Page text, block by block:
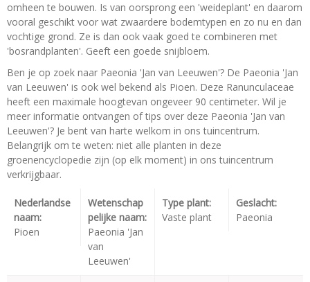
omheen te bouwen. Is van oorsprong een 'weideplant' en daarom
vooral geschikt voor wat zwaardere bodemtypen en zo nu en dan
vochtige grond. Ze is dan ook vaak goed te combineren met
'bosrandplanten'. Geeft een goede snijbloem.
Ben je op zoek naar Paeonia 'Jan van Leeuwen'? De Paeonia 'Jan
van Leeuwen' is ook wel bekend als Pioen. Deze Ranunculaceae
heeft een maximale hoogtevan ongeveer 90 centimeter. Wil je
meer informatie ontvangen of tips over deze Paeonia 'Jan van
Leeuwen'? Je bent van harte welkom in ons tuincentrum.
Belangrijk om te weten: niet alle planten in deze
groenencyclopedie zijn (op elk moment) in ons tuincentrum
verkrijgbaar.
Nederlandse
naam:
Pioen
Wetenschap
pelijke naam:
Paeonia 'Jan
van
Leeuwen'
Type plant:
Vaste plant
Geslacht:
Paeonia